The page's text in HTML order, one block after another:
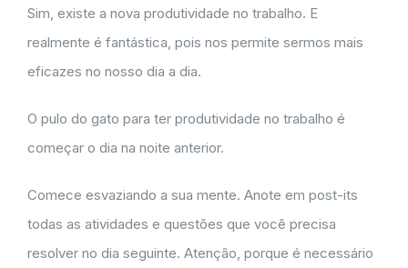
Sim, existe a nova produtividade no trabalho. E
realmente é fantástica, pois nos permite sermos mais
eficazes no nosso dia a dia.
O pulo do gato para ter produtividade no trabalho é
começar o dia na noite anterior.
Comece esvaziando a sua mente. Anote em post-its
todas as atividades e questões que você precisa
resolver no dia seguinte. Atenção, porque é necessário